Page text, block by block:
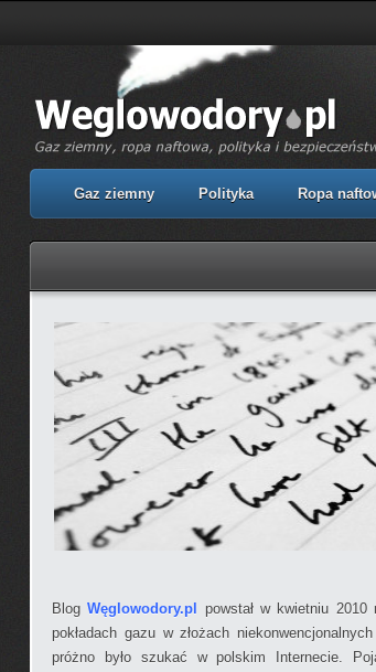
Gaz ziemny Polityka Ropa
BlogWęglowodory.pl
powstał w kwietniu
pokładach gazu w złożach
próżno było szukać w polskim Internecie.